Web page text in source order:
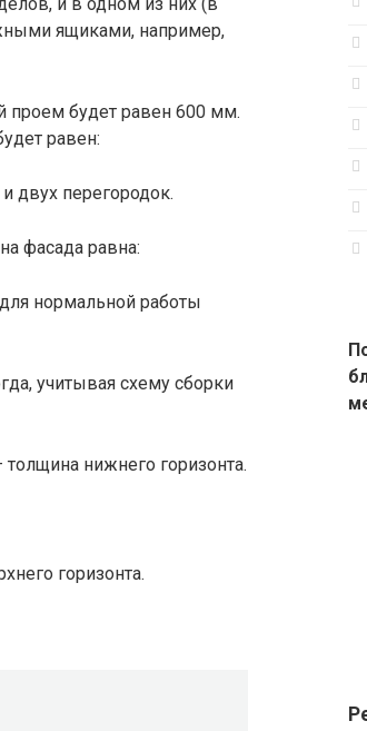
ящиками, например,
проем будет равен 600 мм.
равен:
двух перегородок.
фасада равна:
нормальной работы
учитывая схему сборки
нижнего горизонта.
горизонта.